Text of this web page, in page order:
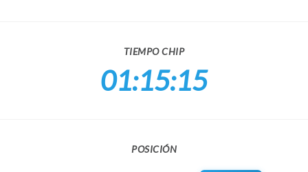
TIEMPO CHIP
01:15:15
POSICIÓN